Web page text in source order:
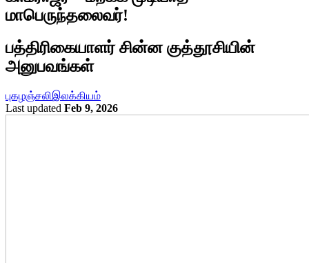
மாபெருந்தலைவர்!
பத்திரிகையாளர் சின்ன குத்தூசியின்
அனுபவங்கள்
புகழஞ்சலிஇலக்கியம்
Last updated Feb 9, 2026